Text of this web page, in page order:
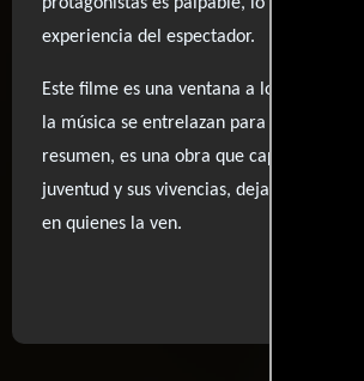
experiencia del espectador.
Este filme es una ventana a los años 80,
la música se entrelazan para crear un
resumen, es una obra que captura la
juventud y sus vivencias, dejando una
en quienes la ven.